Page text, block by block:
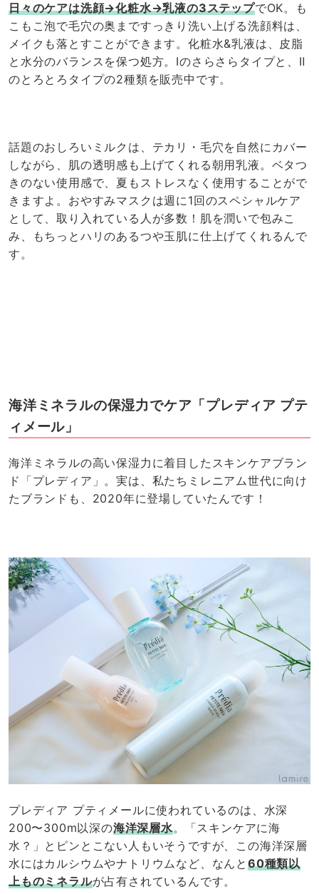
日々のケアは洗顔→化粧水→乳液の3ステップでOK。も
こもこ泡で毛穴の奥まですっきり洗い上げる洗顔料は、
メイクも落とすことができます。化粧水&乳液は、皮脂
と水分のバランスを保つ処方。Ⅰのさらさらタイプと、Ⅱ
のとろとろタイプの2種類を販売中です。
話題のおしろいミルクは、テカリ・毛穴を自然にカバー
しながら、肌の透明感も上げてくれる朝用乳液。ベタつ
きのない使用感で、夏もストレスなく使用することがで
きますよ。おやすみマスクは週に1回のスペシャルケア
として、取り入れている人が多数！肌を潤いで包みこ
み、もちっとハリのあるつや玉肌に仕上げてくれるんで
す。
海洋ミネラルの保湿力でケア「プレディア プテ
ィメール」
海洋ミネラルの高い保湿力に着目したスキンケアブラン
ド「プレディア」。実は、私たちミレニアム世代に向け
たブランドも、2020年に登場していたんです！
プレディア プティメールに使われているのは、水深
200〜300m以深の海洋深層水。「スキンケアに海
水？」とピンとこない人もいそうですが、この海洋深層
水にはカルシウムやナトリウムなど、なんと60種類以
上ものミネラルが占有されているんです。